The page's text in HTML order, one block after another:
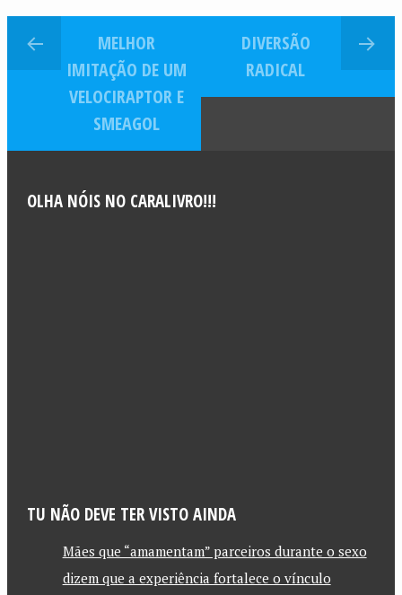
MELHOR
IMITAÇÃO DE UM
VELOCIRAPTOR E
SMEAGOL
DIVERSÃO
RADICAL
OLHA NÓIS NO CARALIVRO!!!
TU NÃO DEVE TER VISTO AINDA
Mães que “amamentam” parceiros durante o sexo
dizem que a experiência fortalece o vínculo